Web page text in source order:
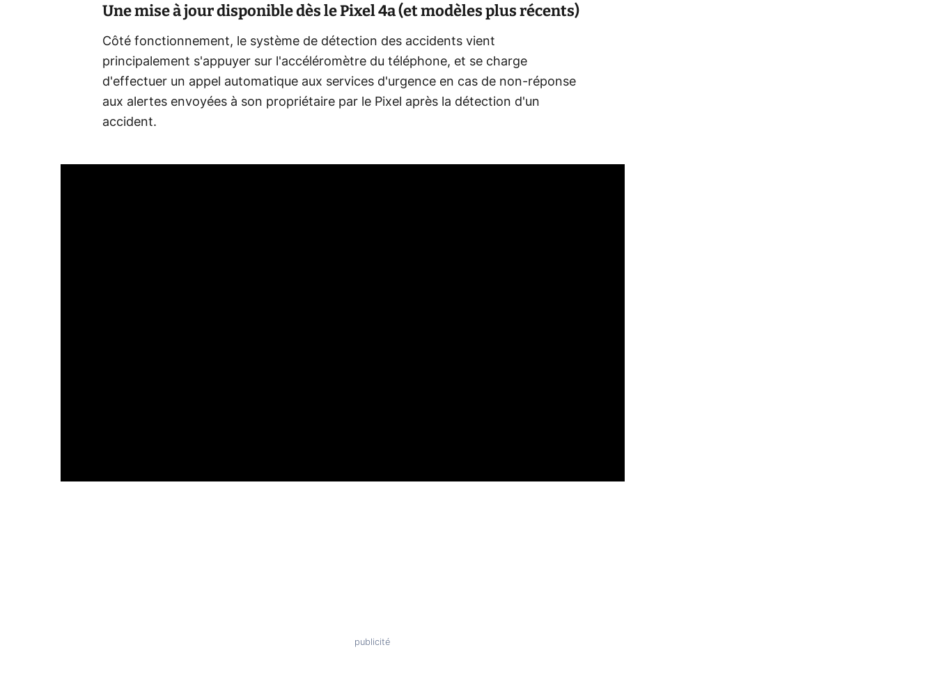
Une mise à jour disponible dès le Pixel 4a (et modèles plus récents)
Côté fonctionnement, le système de détection des accidents vient
principalement s'appuyer sur l'accéléromètre du téléphone, et se charge
d'effectuer un appel automatique aux services d'urgence en cas de non-réponse
aux alertes envoyées à son propriétaire par le Pixel après la détection d'un
accident.